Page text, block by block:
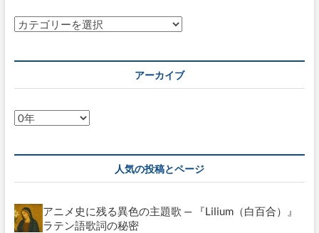
ハ
ウ
ン
ン
と
女
カ
ー
アーカイブ
ア
ブ
人気の投稿とページ
アニメ史に残る異色の主題歌 — 『Lilium（白百合）』
ラテン語歌詞の秘密